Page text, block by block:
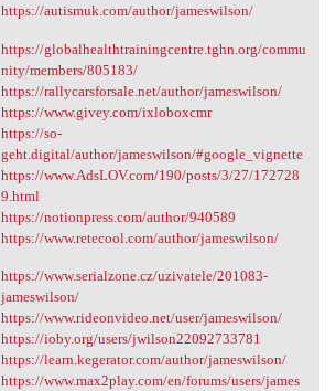
https://autismuk.com/author/jameswilson/
https://globalhealthtrainingcentre.tghn.org/commu
nity/members/805183/
https://rallycarsforsale.net/author/jameswilson/
https://www.givey.com/ixloboxcmr
https://so-
geht.digital/author/jameswilson/#google_vignette
https://www.AdsLOV.com/190/posts/3/27/172728
9.html
https://notionpress.com/author/940589
https://www.retecool.com/author/jameswilson/
https://www.serialzone.cz/uzivatele/201083-
jameswilson/
https://www.rideonvideo.net/user/jameswilson/
https://ioby.org/users/jwilson22092733781
https://learn.kegerator.com/author/jameswilson/
https://www.max2play.com/en/forums/users/james